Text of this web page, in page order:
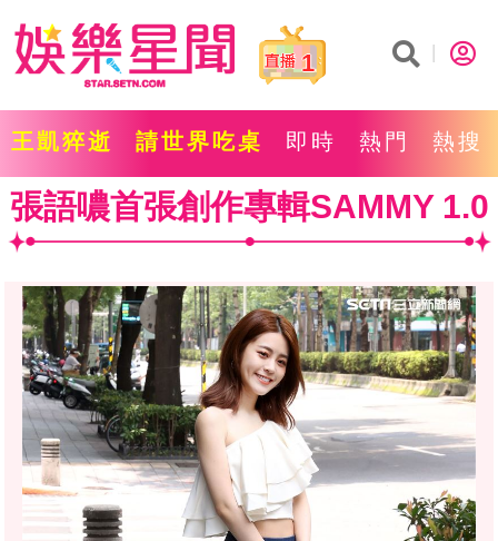
1
王凱猝逝 請世界吃桌 即時 熱門 熱搜
張語噥首張創作專輯SAMMY 1.0